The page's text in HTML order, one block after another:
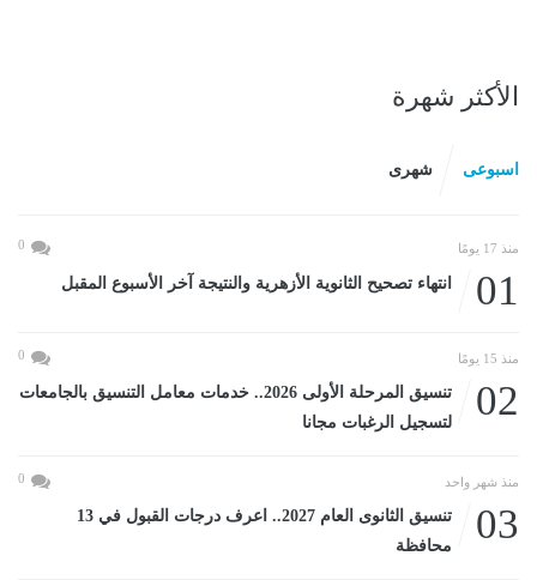
الأكثر شهرة
اسبوعى شهرى
منذ 17 يومًا 0
01 انتهاء تصحيح الثانوية الأزهرية والنتيجة آخر الأسبوع المقبل
منذ 15 يومًا 0
02
تنسيق المرحلة الأولى 2026.. خدمات معامل التنسيق بالجامعات
لتسجيل الرغبات مجانا
منذ شهر واحد 0
03
تنسيق الثانوى العام 2027.. اعرف درجات القبول في 13
محافظة